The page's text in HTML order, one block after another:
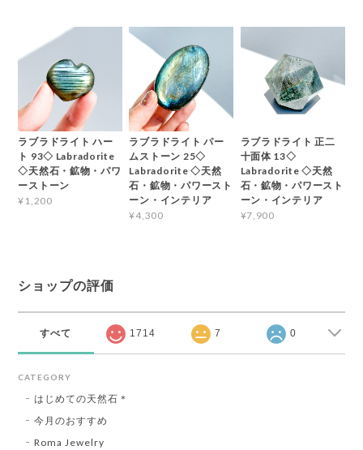
ラブラドライト ハー
ト 93◇ Labradorite
◇天然石・鉱物・パワ
ーストーン
¥1,200
ラブラドライト パー
ムストーン 25◇
Labradorite ◇天然
石・鉱物・パワースト
ーン・インテリア
¥4,300
ラブラドライト 正二
十面体 13◇
Labradorite ◇天然
石・鉱物・パワースト
ーン・インテリア
¥7,900
ショップの評価
すべて 1714 7 0
CATEGORY
はじめての天然石＊
今月のおすすめ
Roma Jewelry